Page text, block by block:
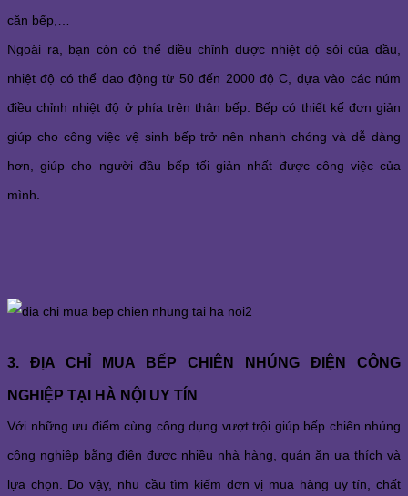
căn bếp,…
Ngoài ra, bạn còn có thể điều chỉnh được nhiệt độ sôi của dầu,
nhiệt độ có thể dao động từ 50 đến 2000 độ C, dựa vào các núm
điều chỉnh nhiệt độ ở phía trên thân bếp. Bếp có thiết kế đơn giản
giúp cho công việc vệ sinh bếp trở nên nhanh chóng và dễ dàng
hơn, giúp cho người đầu bếp tối giản nhất được công việc của
mình.
3. ĐỊA CHỈ MUA BẾP CHIÊN NHÚNG ĐIỆN CÔNG
NGHIỆP TẠI HÀ NỘI UY TÍN
Với những ưu điểm cùng công dụng vượt trội giúp bếp chiên nhúng
công nghiệp bằng điện được nhiều nhà hàng, quán ăn ưa thích và
lựa chọn. Do vậy, nhu cầu tìm kiếm đơn vị mua hàng uy tín, chất